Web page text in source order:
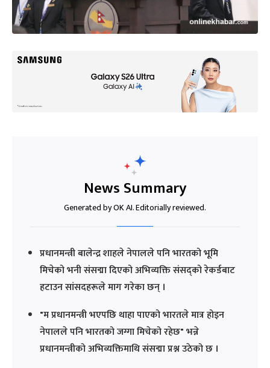
News Summary
Generated by OK AI. Editorially reviewed.
प्रधानमन्त्री बालेन्द्र शाहले नेपालले पनि भारतको भूमि
मिचेको भनी संसद्मा दिएको अभिव्यक्ति संसद्को रेकर्डबाट
हटाउन सांसदहरूले माग गरेका छन् ।
"म प्रधानमन्त्री भएपछि थाहा पाएको भारतले मात्र होइन
नेपालले पनि भारतको जग्गा मिचेको रहेछ" भन्ने
प्रधानमन्त्रीको अभिव्यक्तिमाथि संसद्मा प्रश्न उठेको छ ।